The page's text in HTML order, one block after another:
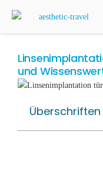
und
Überschriften